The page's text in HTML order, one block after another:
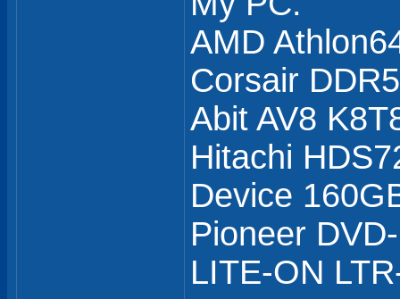
AMD
Corsair
Abit AV8
Hitachi
Device
Pioneer
LITE-ON